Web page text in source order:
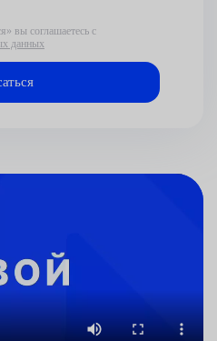
вы соглашаетесь с
данных